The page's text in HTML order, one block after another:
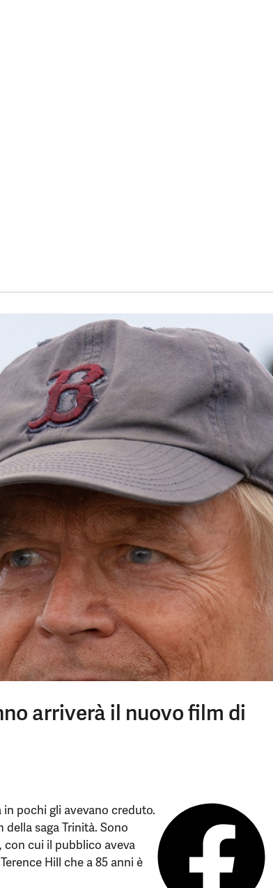
arriverà il nuovo film di
in pochi gli avevano creduto.
saga Trinità. Sono
con cui il pubblico aveva
Hill che a 85 anni è